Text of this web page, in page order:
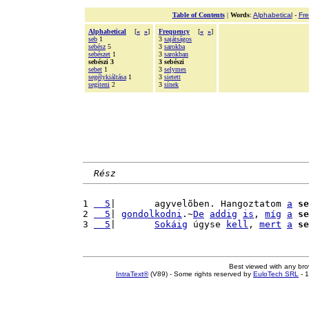
Table of Contents| Words: Alphabetical-
Alphabetical [« »]
seb 1
sebész 5
sebészet 1
sebészi 3
sebet 1
segélykiáltása 1
segíteni 2
Frequency [« »]
3 sajátságos
3 sarokba
3 sarokban
3 sebészi
3 selymes
3 sietett
3 sínek
Rész
1
  5
|       agyvelõben. Hangoztatom a
2
  5
gondolkodni .~De addig is , míg a
3
  5
Sokáig úgyse kell , mert a
Best viewed with any
IntraText®(V89) - Some rights reserved by EuloTech SRL -